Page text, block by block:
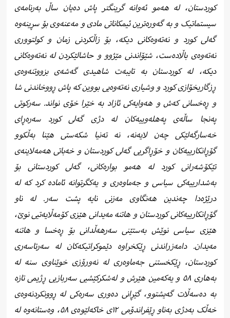
کوردستان، له هەمو ئەوانە گرینگتر پاش دەیان ساڵ بەرنامەی
سیستماتیک و به گەورەترین ئیمکاناتی مادی و مەعنەوی بۆ سڕینەوە
گەلی کورد و نەتەوەکانی دیکە، بۆ زاڵکردنی زمان و کولتووری
نەتەوەی باڵادەست، شێۆاندنی مێژوو و حاشالێکردن له نەتەوەکانی
دیکە، له کوردستان به تایبەت شاهیدی گەشەی بزووتنەوەی
ڕزگاریخۆازی کورد و وشیاری نەتەوەیی بووین که پاش ڕووخاندنی شا
و ڕەخسانی کەش و هەوایەکی ئازاد به خێرا خۆی نواند. سەرکوتی
پەنجا ساڵەی پەهلەوییەکان له دژی گەلی کورد سەرەڕای
خەسارگەلێکی چەن لایەنە، نە تەنیا شکەستی هێنا بەڵکوو
گۆڕانکارییەکان و خۆڕاگریی گەلی کوردستان و خەباتی هەمەلاینەی
تێکۆشەرانی کورد له هەمو بوارەکانی، گەلی کوردستانی بۆ
بەشدارییەکی سیاسی و جەماوەری و یەکگرتوانە ئامادە کرد کە لە
درێژەدا چەندین هەنگاوی مەزنی نایە پشت سەر. له ناو
گۆڕانکارییەکانی کوردستان و هاتنە مەیدانی هێزی کۆمەڵایەتیی نوێ،
هێزی سیاسی نوێش بەستێنی سەرهەڵدانی بۆ ڕەخسا و هاتنە
مەیدان. دامەزراندنی ڕێکخراوە دێموکراتیکەکان لە سەرتاسەری
کوردستان، ڕێکخستنی جەماوەری لە نەورۆزی خوێناوی سنە لە
بەهاری ۵٨ و یەکەمین هێرش و لەشکرکێشیی سەربازیی ڕژیمی تازە
بە دەسەڵات گەیشتوو، گێڕانی دەوری سەرەکی لە ڕوونکردنەوەی
خەڵک بەدژی بەناو ڕێفراندۆمی ۱۲ی خاکەلێوەی ۵٨، وەستانەوە لە